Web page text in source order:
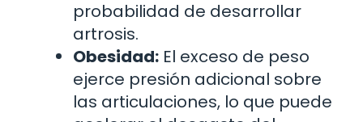
probabilidad de desarrollar
artrosis.
Obesidad: El exceso de peso
ejerce presión adicional sobre
las articulaciones, lo que puede